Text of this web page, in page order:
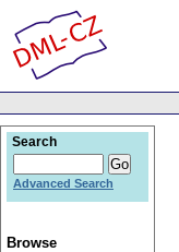
Search
Advanced Search
Browse